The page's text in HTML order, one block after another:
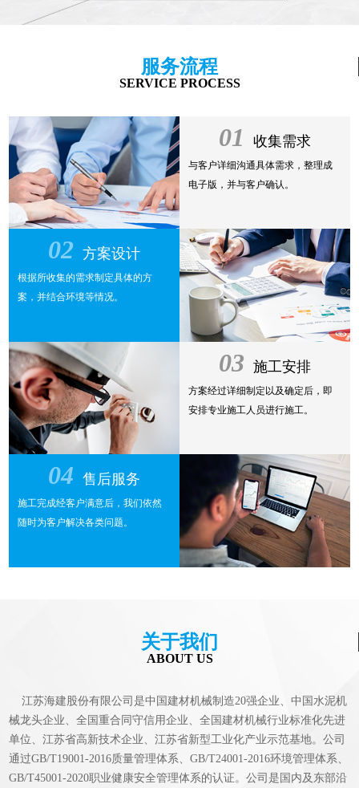
服务流程
SERVICE PROCESS
01 收集需求
与客户详细沟通具体需求，整理成
电子版，并与客户确认。
02 方案设计
根据所收集的需求制定具体的方
案，并结合环境等情况。
03 施工安排
方案经过详细制定以及确定后，即
安排专业施工人员进行施工。
04 售后服务
施工完成经客户满意后，我们依然
随时为客户解决各类问题。
关于我们
ABOUT US
江苏海建股份有限公司是中国建材机械制造20强企业、中国水泥机
械龙头企业、全国重合同守信用企业、全国建材机械行业标准化先进
单位、江苏省高新技术企业、江苏省新型工业化产业示范基地。公司
通过GB/T19001-2016质量管理体系、GB/T24001-2016环境管理体系、
GB/T45001-2020职业健康安全管理体系的认证。公司是国内及东部沿